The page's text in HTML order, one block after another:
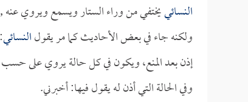
النسائييختفي من وراء الستار ويسمع ويروي عنه
ولكنه جاء في بعض الأحاديث كما مر يقولالنسائي
إذن بعد المنع، ويكون في كل حالة يروي على حسب
وفي الحالة التي أذن له يقول فيها: أخبرني.